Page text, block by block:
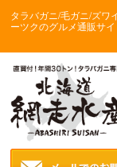
タラバガニ/毛ガニ/ズワ
ーツクのグルメ通販サイ